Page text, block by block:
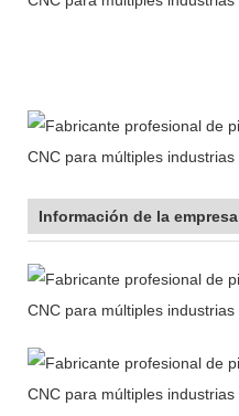
Información de la empresa